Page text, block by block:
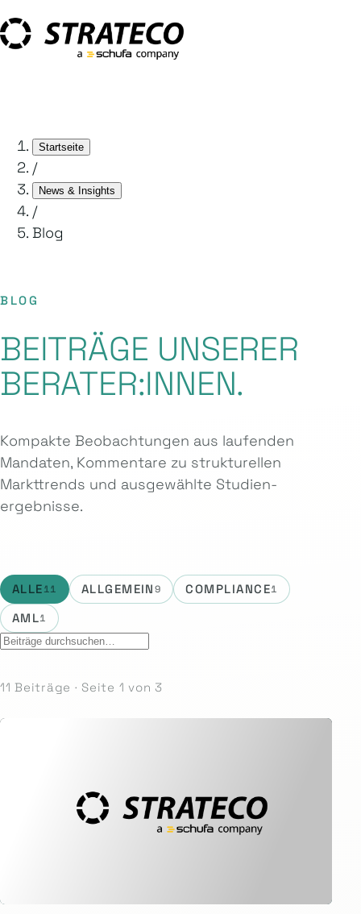
Startseite
/
News & Insights
/
Blog
BLOG
BEITRÄGE UNSERER
BERATER:INNEN.
Kompakte Beobachtungen aus laufenden
Mandaten, Kommentare zu strukturellen
Markttrends und ausgewählte Studien­
ergebnisse.
ALLE11 ALLGEMEIN9 COMPLIANCE1
AML1
11 Beiträge · Seite 1 von 3